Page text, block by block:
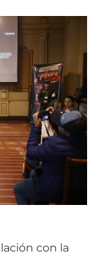
con la